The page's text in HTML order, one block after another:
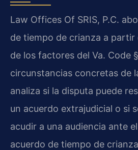
Law Offices Of SRIS, P.C.
de tiempo de crianza a partir
de los factores del Va. Code
circunstancias concretas de
analiza si la disputa puede
un acuerdo extrajudicial o si
acudir a una audiencia ante
acuerdo de tiempo de